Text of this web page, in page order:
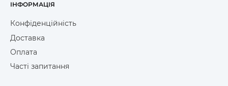
ІНФОРМАЦІЯ
Конфіденційність
Доставка
Оплата
Часті запитання